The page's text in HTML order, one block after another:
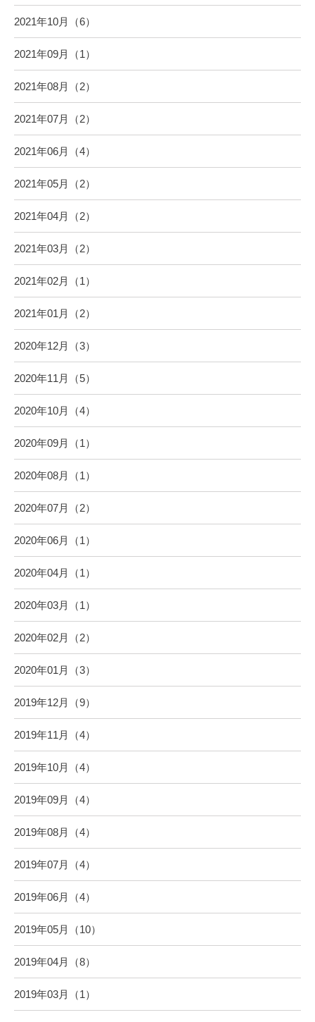
2021年10月（6）
2021年09月（1）
2021年08月（2）
2021年07月（2）
2021年06月（4）
2021年05月（2）
2021年04月（2）
2021年03月（2）
2021年02月（1）
2021年01月（2）
2020年12月（3）
2020年11月（5）
2020年10月（4）
2020年09月（1）
2020年08月（1）
2020年07月（2）
2020年06月（1）
2020年04月（1）
2020年03月（1）
2020年02月（2）
2020年01月（3）
2019年12月（9）
2019年11月（4）
2019年10月（4）
2019年09月（4）
2019年08月（4）
2019年07月（4）
2019年06月（4）
2019年05月（10）
2019年04月（8）
2019年03月（1）